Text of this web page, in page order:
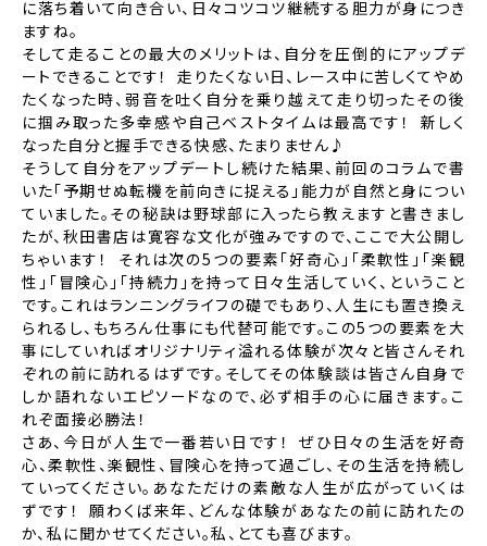
に落ち着いて向き合い、日々コツコツ継続する胆力が身につき
ますね。
そして走ることの最大のメリットは、自分を圧倒的にアップデ
ートできることです！ 走りたくない日、レース中に苦しくてやめ
たくなった時、弱音を吐く自分を乗り越えて走り切ったその後
に掴み取った多幸感や自己ベストタイムは最高です！ 新しく
なった自分と握手できる快感、たまりません♪
そうして自分をアップデートし続けた結果、前回のコラムで書
いた「予期せぬ転機を前向きに捉える」能力が自然と身につい
ていました。その秘訣は野球部に入ったら教えますと書きまし
たが、秋田書店は寛容な文化が強みですので、ここで大公開し
ちゃいます！ それは次の5つの要素「好奇心」「柔軟性」「楽観
性」「冒険心」「持続力」を持って日々生活していく、ということ
です。これはランニングライフの礎でもあり、人生にも置き換え
られるし、もちろん仕事にも代替可能です。この5つの要素を大
事にしていればオリジナリティ溢れる体験が次々と皆さんそれ
ぞれの前に訪れるはずです。そしてその体験談は皆さん自身で
しか語れないエピソードなので、必ず相手の心に届きます。こ
れぞ面接必勝法！
さあ、今日が人生で一番若い日です！ ぜひ日々の生活を好奇
心、柔軟性、楽観性、冒険心を持って過ごし、その生活を持続し
ていってください。あなただけの素敵な人生が広がっていくは
ずです！ 願わくば来年、どんな体験があなたの前に訪れたの
か、私に聞かせてください。私、とても喜びます。